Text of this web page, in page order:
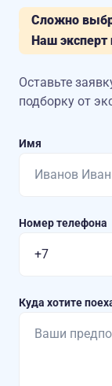
Сложно
Наш эксперт
Оставьте
подборку от
Имя
Номер телефона
Куда хотите